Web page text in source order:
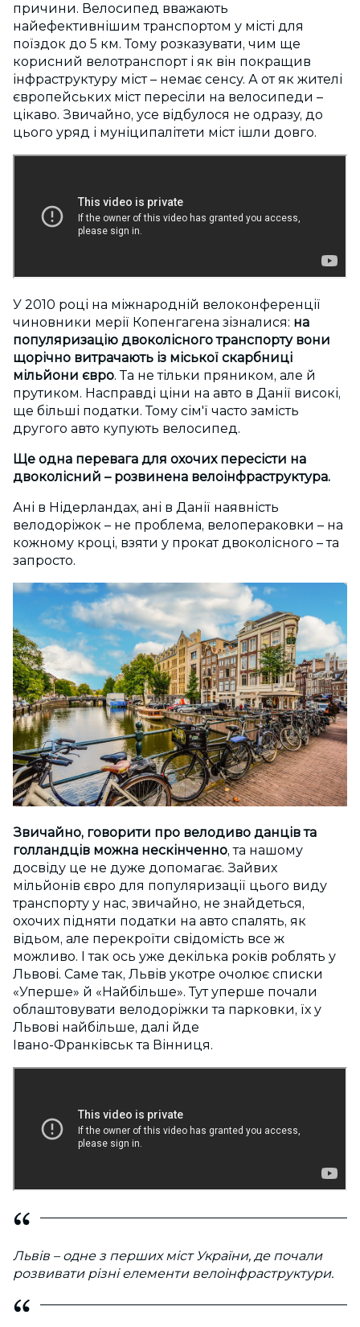
причини. Велосипед вважають
найефективнішим транспортом у місті для
поїздок до 5 км. Тому розказувати, чим ще
корисний велотранспорт і як він покращив
інфраструктуру міст – немає сенсу. А от як жителі
європейських міст пересіли на велосипеди –
цікаво. Звичайно, усе відбулося не одразу, до
цього уряд і муніципалітети міст ішли довго.
У 2010 році на міжнародній велоконференції
чиновники мерії Копенгагена зізналися: на
популяризацію двоколісного транспорту вони
щорічно витрачають із міської скарбниці
мільйони євро. Та не тільки пряником, але й
прутиком. Насправді ціни на авто в Данії високі,
ще більші податки. Тому сім'ї часто замість
другого авто купують велосипед.
Ще одна перевага для охочих пересісти на
двоколісний – розвинена велоінфраструктура.
Ані в Нідерландах, ані в Данії наявність
велодоріжок – не проблема, велопераковки – на
кожному кроці, взяти у прокат двоколісного – та
запросто.
Звичайно, говорити про велодиво данців та
голландців можна нескінченнo, та нашому
досвіду це не дуже допомагає. Зайвих
мільйонів євро для популяризації цього виду
транспорту у нас, звичайно, не знайдеться,
охочих підняти податки на авто спалять, як
відьом, але перекроїти свідомість все ж
можливо. І так ось уже декілька років роблять у
Львові. Саме так, Львів укотре очолює списки
«Уперше» й «Найбільше». Тут уперше почали
облаштовувати велодоріжки та парковки, їх у
Львові найбільше, далі йде
Івано-Франківськ та Вінниця.
Львів – одне з перших міст України, де почали
розвивати різні елементи велоінфраструктури.